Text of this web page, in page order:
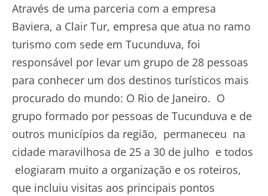
Através de uma parceria com a empresa
Baviera, a Clair Tur, empresa que atua no ramo
turismo com sede em Tucunduva, foi
responsável por levar um grupo de 28 pessoas
para conhecer um dos destinos turísticos mais
procurado do mundo: O Rio de Janeiro. O
grupo formado por pessoas de Tucunduva e de
outros municípios da região, permaneceu na
cidade maravilhosa de 25 a 30 de julho e todos
elogiaram muito a organização e os roteiros,
que incluiu visitas aos principais pontos